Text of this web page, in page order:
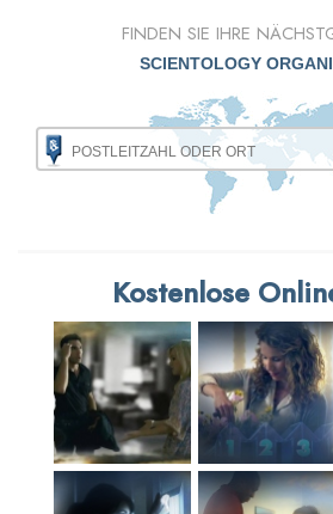
FINDEN SIE IHRE
SCIENTOLOGY
Kostenlose